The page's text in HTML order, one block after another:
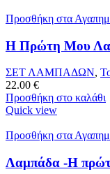
Προσθήκη στα
Η Πρώτη Μου
ΣΕΤ ΛΑΜΠΑΔΩΝ,
22.00 €
Προσθήκη στο καλάθι
Quick view
Προσθήκη στα
Λαμπάδα -Η